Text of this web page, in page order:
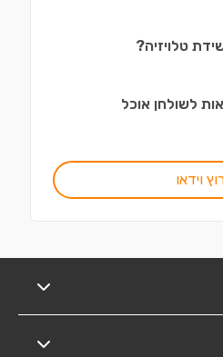
טלויזיה?
לשולחן אוכל
וידאו